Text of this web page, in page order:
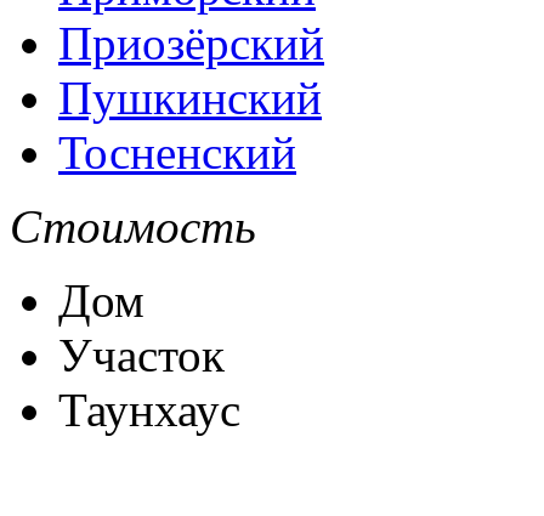
Приозёрский
Пушкинский
Тосненский
Стоимость
Дом
Участок
Таунхаус